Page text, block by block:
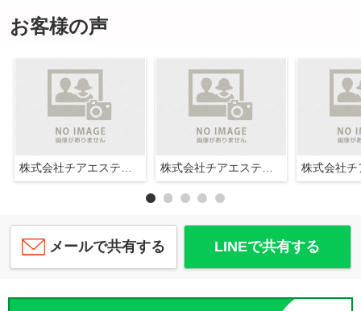
お客様の声
株式会社チアエステート 株式会社チアエステート
メールで共有する LINEで共有する